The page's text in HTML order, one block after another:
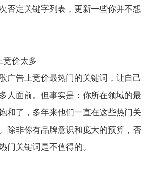
否定关键字列表，更新一些你并不想
竞价太多
广告上竞价最热门的关键词，让自己
人面前。但事实是：你所在领域的最
和了，多年来他们一直在这些热门关
除非你有品牌意识和庞大的预算，否
门关键词是不值得的。